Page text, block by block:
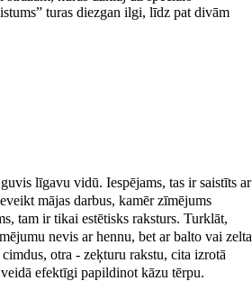
turas diezgan ilgi, līdz pat divām
līgavu vidū. Iespējams, tas ir saistīts ar
mājas darbus, kamēr zīmējums
tam ir tikai estētisks raksturs. Turklāt,
nevis ar hennu, bet ar balto vai zelta
otra - zeķturu rakstu, cita izrotā
efektīgi papildinot kāzu tērpu.